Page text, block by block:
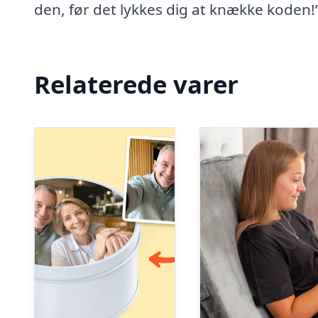
den, før det lykkes dig at knække
Relaterede varer